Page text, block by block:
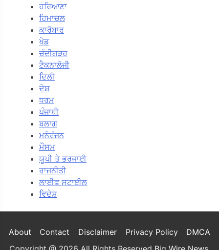
ਹਰਿਆਣਾ
ਹਿਮਾਚਲ
ਕਾਰੋਬਾਰ
ਖੇਡ
ਚੰਦੀਗੜਹ
ਟੈਕਨਾਲੋਜੀ
ਦਿਲੀ
ਦੇਸ਼
ਧਰਮ
ਪੰਜਾਬੀ
ਬਲਾਗ
ਮਨੋਰੰਜਨ
ਮੌਸਮ
ਯੂਪੀ ਤੇ ਭਰਜਾਈ
ਰਾਜਨੀਤੀ
ਲਾਈਫ ਸਟਾਈਲ
ਵਿਦੇਸ਼
About Contact Disclaimer Privacy Policy
DMCA